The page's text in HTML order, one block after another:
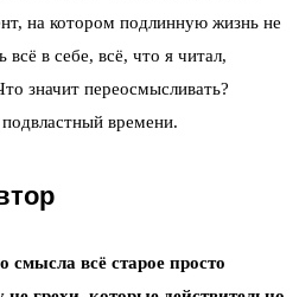
на котором подлинную жизнь не
в себе, всё, что я читал,
значит переосмысливать?
времени.
всё старое просто